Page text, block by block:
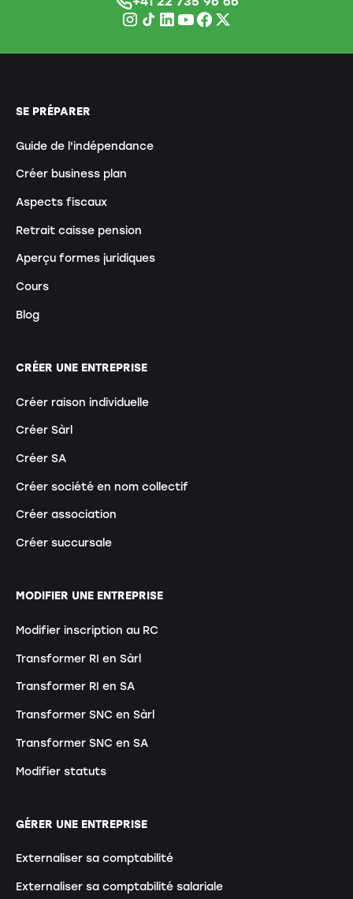
SE PRÉPARER
Guide de l'indépendance
Créer business plan
Aspects fiscaux
Retrait caisse pension
Aperçu formes juridiques
Cours
Blog
CRÉER UNE ENTREPRISE
Créer raison individuelle
Créer Sàrl
Créer SA
Créer société en nom collectif
Créer association
Créer succursale
MODIFIER UNE ENTREPRISE
Modifier inscription au RC
Transformer RI en Sàrl
Transformer RI en SA
Transformer SNC en Sàrl
Transformer SNC en SA
Modifier statuts
GÉRER UNE ENTREPRISE
Externaliser sa comptabilité
Externaliser sa comptabilité salariale